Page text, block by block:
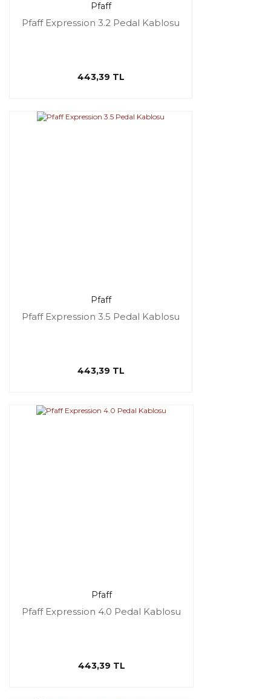
Pfaff
Pfaff Expression 3.2 Pedal Kablosu
443,39 TL
Pfaff
Pfaff Expression 3.5 Pedal Kablosu
443,39 TL
Pfaff
Pfaff Expression 4.0 Pedal Kablosu
443,39 TL